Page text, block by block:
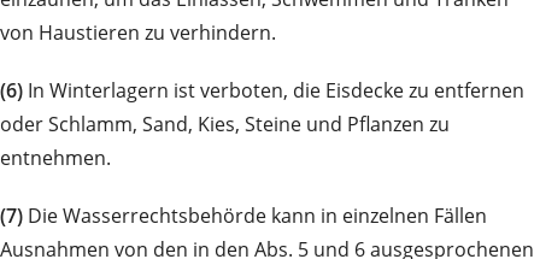
von Haustieren zu verhindern.
(6) In Winterlagern ist verboten, die Eisdecke zu entfernen
oder Schlamm, Sand, Kies, Steine und Pflanzen zu
entnehmen.
(7) Die Wasserrechtsbehörde kann in einzelnen Fällen
Ausnahmen von den in den Abs. 5 und 6 ausgesprochenen